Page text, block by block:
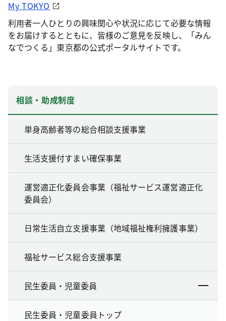
My TOKYO
利用者一人ひとりの興味関心や状況に応じて必要な情報
をお届けするとともに、皆様のご意見を反映し、「みん
なでつくる」東京都の公式ポータルサイトです。
相談・助成制度
単身高齢者等の総合相談支援事業
生活支援付すまい確保事業
運営適正化委員会事業（福祉サービス運営適正化
委員会）
日常生活自立支援事業（地域福祉権利擁護事業）
福祉サービス総合支援事業
民生委員・児童委員
民生委員・児童委員トップ